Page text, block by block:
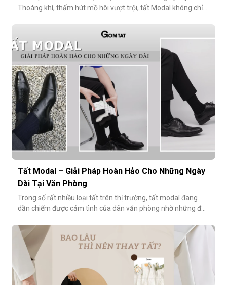
Thoáng khí, thấm hút mồ hôi vượt trội, tất Modal không chỉ
ngăn mùi hôi và bệnh da liễu. Hãy cùng khám phá lý do vì sao
tất Modal đang trở thành xu hướng không thể thiếu cho các
quý ông hiện đ
Tất Modal – Giải Pháp Hoàn Hảo Cho Những Ngày
Dài Tại Văn Phòng
Trong số rất nhiều loại tất trên thị trường, tất modal đang
dần chiếm được cảm tình của dân văn phòng nhờ những đặc
cùng khám phá vì sao tất modal lại được xem là lựa chọn lý
tưởng cho những ngày dài tại văn phòng.Khi đôi chân “lên
tiếng” s